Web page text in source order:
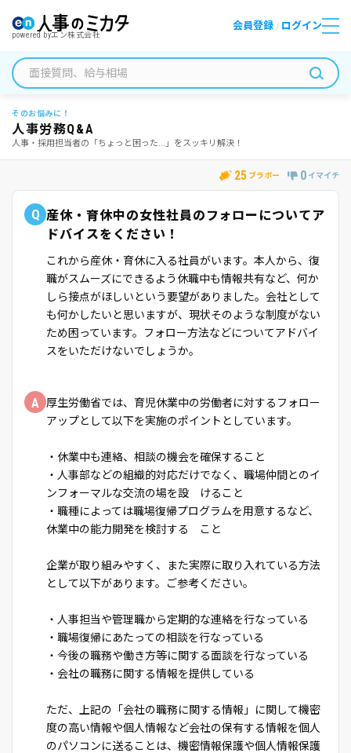
powered byエン株式会社
会員登録 / ログイン
そのお悩みに！
人事労務Q&A
人事・採用担当者の「ちょっと困った...」をスッキリ解決！
25 ブラボー 0 イマイチ
Q 産休・育休中の女性社員のフォローについてア
ドバイスをください！
これから産休・育休に入る社員がいます。本人から、復
職がスムーズにできるよう休職中も情報共有など、何か
しら接点がほしいという要望がありました。会社として
も何かしたいと思いますが、現状そのような制度がない
ため困っています。フォロー方法などについてアドバイ
スをいただけないでしょうか。
A
厚生労働省では、育児休業中の労働者に対するフォロー
アップとして以下を実施のポイントとしています。
・休業中も連絡、相談の機会を確保すること
・人事部などの組織的対応だけでなく、職場仲間とのイ
ンフォーマルな交流の場を設 けること
・職種によっては職場復帰プログラムを用意するなど、
休業中の能力開発を検討する こと
企業が取り組みやすく、また実際に取り入れている方法
として以下があります。ご参考ください。
・人事担当や管理職から定期的な連絡を行なっている
・職場復帰にあたっての相談を行なっている
・今後の職務や働き方等に関する面談を行なっている
・会社の職務に関する情報を提供している
ただ、上記の「会社の職務に関する情報」に関して機密
度の高い情報や個人情報など会社の保有する情報を個人
のパソコンに送ることは、機密情報保護や個人情報保護